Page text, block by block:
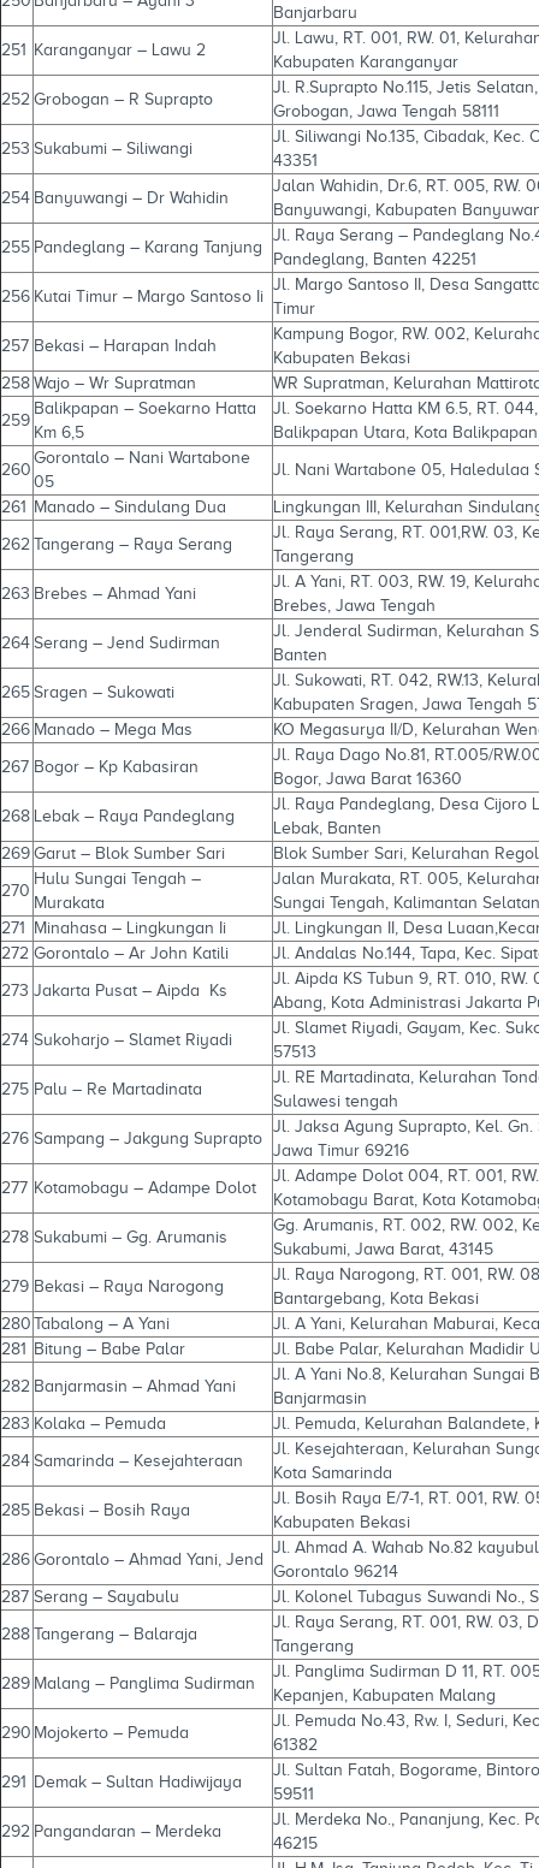
Banjarbaru
251 Karanganyar – Lawu 2
Jl. Lawu, RT. 001, RW. 01,
Kabupaten Karanganyar
252 Grobogan – R Suprapto
Jl. R.Suprapto No.115, Jetis
Grobogan, Jawa Tengah 58111
253 Sukabumi – Siliwangi
Jl. Siliwangi No.135, Cibadak, Kec.
43351
254 Banyuwangi – Dr Wahidin
Jalan Wahidin, Dr.6, RT. 005, RW.
Banyuwangi, Kabupaten
255 Pandeglang – Karang Tanjung
Jl. Raya Serang – Pandeglang
Pandeglang, Banten 42251
256 Kutai Timur – Margo Santoso Ii
Jl. Margo Santoso II, Desa
Timur
257 Bekasi – Harapan Indah
Kampung Bogor, RW. 002,
Kabupaten Bekasi
258 Wajo – Wr Supratman WR Supratman, Kelurahan
259
Balikpapan – Soekarno Hatta
Km 6,5
Jl. Soekarno Hatta KM 6.5, RT.
Balikpapan Utara, Kota
260
Gorontalo – Nani Wartabone
05
Jl. Nani Wartabone 05, Haledulaa
261 Manado – Sindulang Dua Lingkungan III, Kelurahan
262 Tangerang – Raya Serang
Jl. Raya Serang, RT. 001,RW. 03,
Tangerang
263 Brebes – Ahmad Yani
Jl. A Yani, RT. 003, RW. 19,
Brebes, Jawa Tengah
264 Serang – Jend Sudirman
Jl. Jenderal Sudirman, Kelurahan
Banten
265 Sragen – Sukowati
Jl. Sukowati, RT. 042, RW.13,
Kabupaten Sragen, Jawa Tengah
266 Manado – Mega Mas KO Megasurya II/D, Kelurahan
267 Bogor – Kp Kabasiran
Jl. Raya Dago No.81, RT.005/
Bogor, Jawa Barat 16360
268 Lebak – Raya Pandeglang
Jl. Raya Pandeglang, Desa Cijoro
Lebak, Banten
269 Garut – Blok Sumber Sari Blok Sumber Sari, Kelurahan
270
Hulu Sungai Tengah –
Murakata
Jalan Murakata, RT. 005,
Sungai Tengah, Kalimantan Selatan
271
Minahasa – Lingkungan Ii
Jl. Lingkungan II, Desa
272 Gorontalo – Ar John Katili Jl. Andalas No.144, Tapa, Kec.
273 Jakarta Pusat – Aipda Ks
Jl. Aipda KS Tubun 9, RT. 010,
Abang, Kota Administrasi Jakarta
274 Sukoharjo – Slamet Riyadi
Jl. Slamet Riyadi, Gayam, Kec.
57513
275 Palu – Re Martadinata
Jl. RE Martadinata, Kelurahan
Sulawesi tengah
276 Sampang – Jakgung Suprapto
Jl. Jaksa Agung Suprapto, Kel.
Jawa Timur 69216
277 Kotamobagu – Adampe Dolot
Jl. Adampe Dolot 004, RT. 001,
Kotamobagu Barat, Kota
278 Sukabumi – Gg. Arumanis
Gg. Arumanis, RT. 002, RW. 002,
Sukabumi, Jawa Barat, 43145
279 Bekasi – Raya Narogong
Jl. Raya Narogong, RT. 001, RW.
Bantargebang, Kota Bekasi
280 Tabalong – A Yani
Jl. A Yani, Kelurahan Maburai,
281
Bitung – Babe Palar Jl. Babe Palar, Kelurahan Madidir
282 Banjarmasin – Ahmad Yani
Jl. A Yani No.8, Kelurahan Sungai
Banjarmasin
283 Kolaka – Pemuda Jl. Pemuda, Kelurahan Balandete,
284 Samarinda – Kesejahteraan
Jl. Kesejahteraan, Kelurahan
Kota Samarinda
285 Bekasi – Bosih Raya
Jl. Bosih Raya E/7-1, RT. 001, RW.
Kabupaten Bekasi
286 Gorontalo – Ahmad Yani, Jend
Jl. Ahmad A. Wahab No.82
Gorontalo 96214
287 Serang – Sayabulu Jl. Kolonel Tubagus Suwandi No.,
288 Tangerang – Balaraja
Jl. Raya Serang, RT. 001, RW. 03,
Tangerang
289 Malang – Panglima Sudirman
Jl. Panglima Sudirman D 11, RT.
Kepanjen, Kabupaten Malang
290 Mojokerto – Pemuda
Jl. Pemuda No.43, Rw. I, Seduri,
61382
291 Demak – Sultan Hadiwijaya
Jl. Sultan Fatah, Bogorame,
59511
292 Pangandaran – Merdeka
Jl. Merdeka No., Pananjung, Kec.
46215